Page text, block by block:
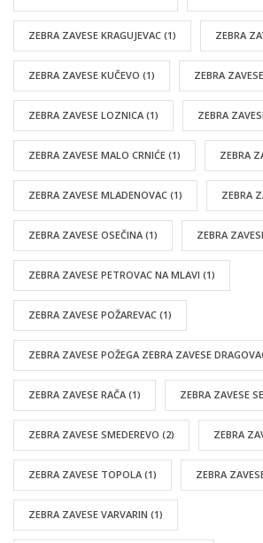
ZEBRA ZAVESE KRAGUJEVAC (1) ZEBRA
ZEBRA ZAVESE KUČEVO (1) ZEBRA
ZEBRA ZAVESE LOZNICA (1) ZEBRA
ZEBRA ZAVESE MALO CRNIĆE (1) ZEBRA
ZEBRA ZAVESE MLADENOVAC (1) ZEBRA
ZEBRA ZAVESE OSEČINA (1) ZEBRA
ZEBRA ZAVESE PETROVAC NA MLAVI (1)
ZEBRA ZAVESE POŽAREVAC (1)
ZEBRA ZAVESE POŽEGA ZEBRA ZAVESE
ZEBRA ZAVESE RAČA (1) ZEBRA ZAVESE
ZEBRA ZAVESE SMEDEREVO (2) ZEBRA
ZEBRA ZAVESE TOPOLA (1) ZEBRA
ZEBRA ZAVESE VARVARIN (1)